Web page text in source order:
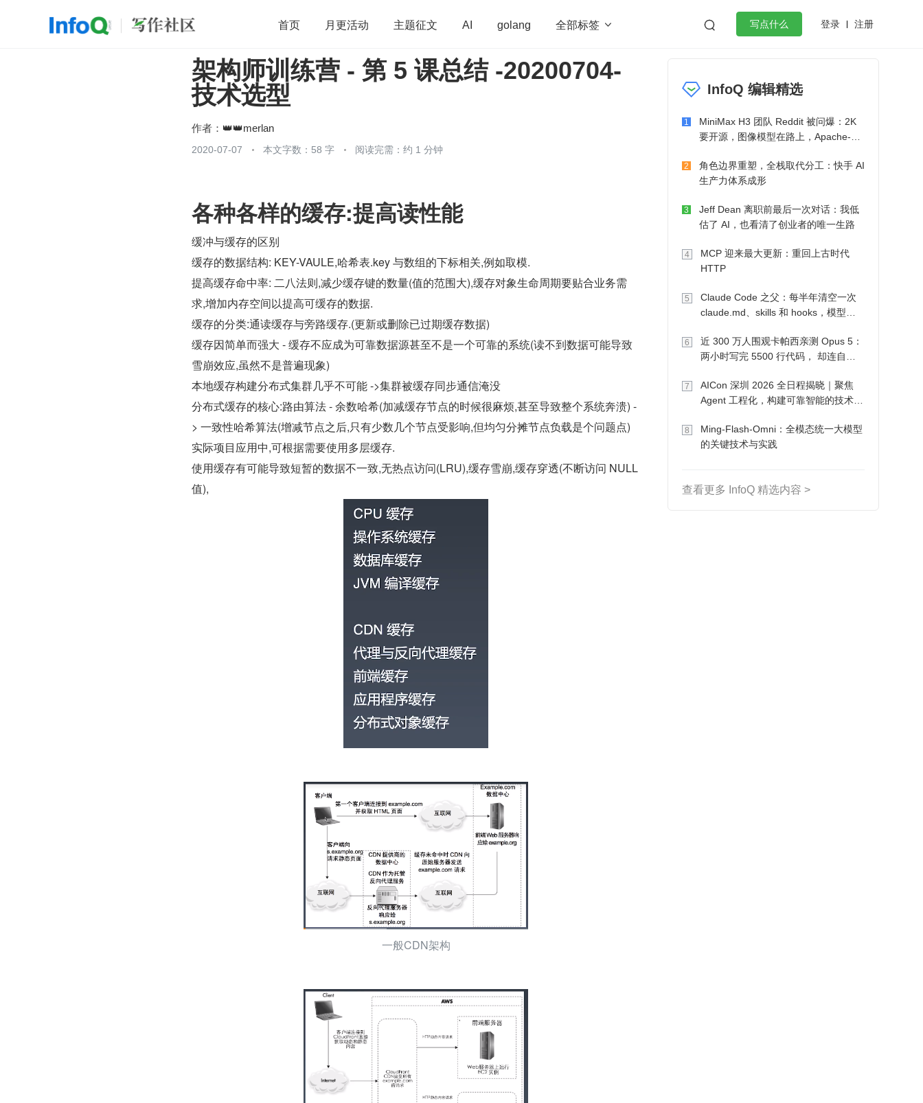
首页 月更活动 主题征文 AI golang 全部标签   写点什么 登录 注册
开源 架构 OpenHarmony 算法 学习方法 Web3.0 高效工作
团队管理 微服务架构 flutter
架构师训练营 - 第 5 课总结 -20200704-
技术选型
作者： 👑👑merlan
2020-07-07 本文字数：58 字 阅读完需：约 1 分钟
各种各样的缓存:提高读性能
缓冲与缓存的区别
缓存的数据结构: KEY-VAULE,哈希表.key 与数组的下标相关,例如取模.
提高缓存命中率: 二八法则,减少缓存键的数量(值的范围大),缓存对象生命周期要贴合业务需
求,增加内存空间以提高可缓存的数据.
缓存的分类:通读缓存与旁路缓存.(更新或删除已过期缓存数据)
缓存因简单而强大 - 缓存不应成为可靠数据源甚至不是一个可靠的系统(读不到数据可能导致
雪崩效应,虽然不是普遍现象)
本地缓存构建分布式集群几乎不可能 ->集群被缓存同步通信淹没
分布式缓存的核心:路由算法 - 余数哈希(加减缓存节点的时候很麻烦,甚至导致整个系统奔溃) -
> 一致性哈希算法(增减节点之后,只有少数几个节点受影响,但均匀分摊节点负载是个问题点)
实际项目应用中,可根据需要使用多层缓存.
使用缓存有可能导致短暂的数据不一致,无热点访问(LRU),缓存雪崩,缓存穿透(不断访问 NULL
值),
一般CDN架构
InfoQ 编辑精选
1
MiniMax H3 团队 Reddit 被问爆：2K
要开源，图像模型在路上，Apache-2.0
2
角色边界重塑，全栈取代分工：快手 AI
生产力体系成形
3
Jeff Dean 离职前最后一次对话：我低
估了 AI，也看清了创业者的唯一生路
4
MCP 迎来最大更新：重回上古时代
HTTP
5
Claude Code 之父：每半年清空一次
claude.md、skills 和 hooks，模型自
6
近 300 万人围观卡帕西亲测 Opus 5：
两小时写完 5500 行代码， 却连自己
7
AICon 深圳 2026 全日程揭晓｜聚焦
Agent 工程化，构建可靠智能的技术路
8
Ming-Flash-Omni：全模态统一大模型
的关键技术与实践
查看更多 InfoQ 精选内容 >